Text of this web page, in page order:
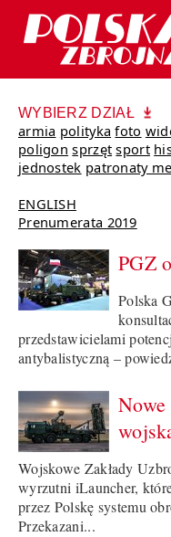
WYBIERZ DZIAŁ
armia polityka foto
poligon sprzęt sport
jednostek patronaty
ENGLISH
Prenumerata 2019
PGZ
Polska
przedstawicielami
antybalistyczną –
Wojskowe Zakłady
wyrzutni iLauncher,
przez Polskę systemu
Przekazani...